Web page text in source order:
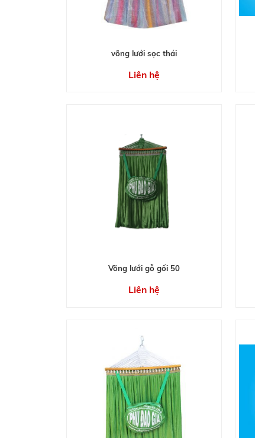
võng lưới sọc thái
Liên hệ
Võng lưới gỗ gối 50
Liên hệ